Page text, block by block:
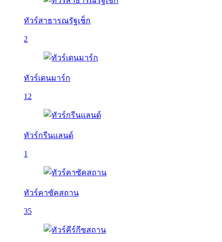
ทัวร์สาธารณรัฐเช็ก
2
ทัวร์เดนมาร์ก
12
ทัวร์กรีนแลนด์
1
ทัวร์คาซัคสถาน
35